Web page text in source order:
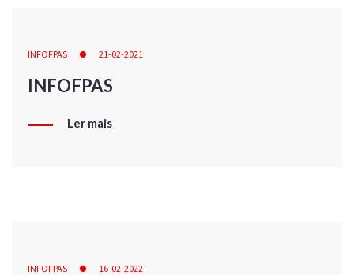
INFOFPAS 21-02-2021
INFOFPAS
Ler mais
INFOFPAS 16-02-2022